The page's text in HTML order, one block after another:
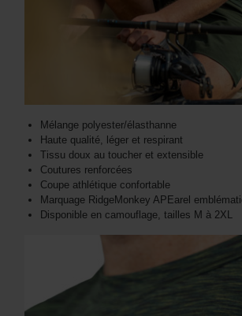
Mélange polyester/élasthanne
Haute qualité, léger et respirant
Tissu doux au toucher et extensible
Coutures renforcées
Coupe athlétique confortable
Marquage RidgeMonkey APEarel
Disponible en camouflage, tailles M à 2XL